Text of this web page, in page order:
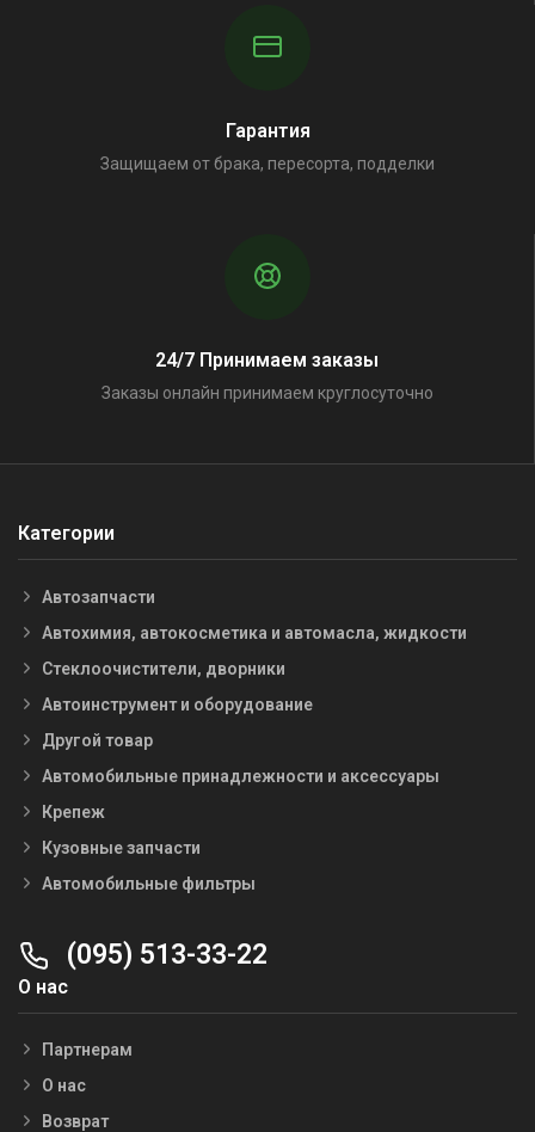
Гарантия
Защищаем от брака, пересорта, подделки
24/7 Принимаем заказы
Заказы онлайн принимаем круглосуточно
Категории
Автозапчасти
Автохимия, автокосметика и автомасла, жидкости
Стеклоочистители, дворники
Автоинструмент и оборудование
Другой товар
Автомобильные принадлежности и аксессуары
Крепеж
Кузовные запчасти
Автомобильные фильтры
(095) 513-33-22
О нас
Партнерам
О нас
Возврат